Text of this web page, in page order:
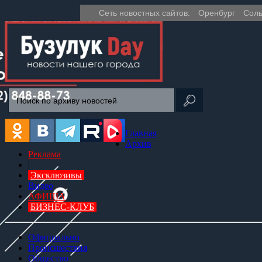
Сеть новостных сайтов: Оренбург
Главная
Архив
Реклама
Эксклюзивы
Видео
АФИША
БИЗНЕС-КЛУБ
Официально
Происшествия
Общество